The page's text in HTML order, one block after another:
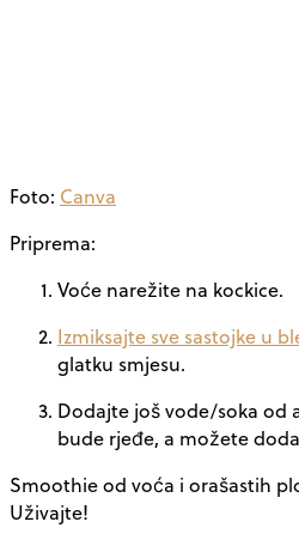
Foto: Canva
Priprema:
Voće narežite na kockice.
Izmiksajte sve sastojke u
glatku smjesu.
Dodajte još vode/soka od
bude rjeđe, a možete
Smoothie od voća i orašastih
Uživajte!